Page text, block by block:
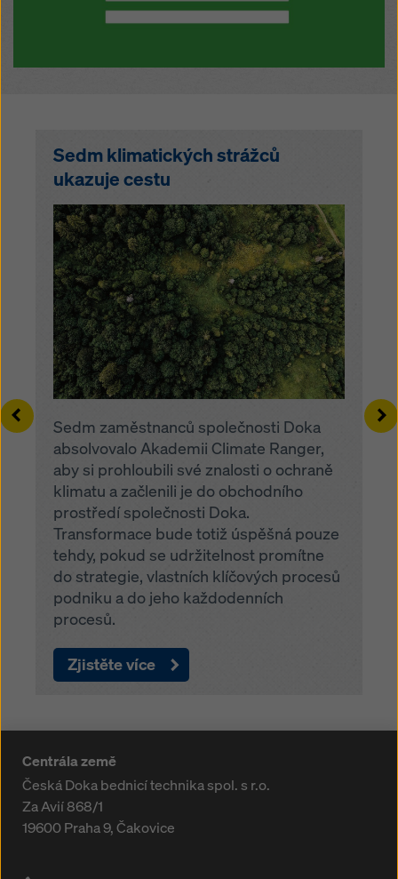
Sedm klimatických strážců
ukazuje cestu
Sedm zaměstnanců společnosti Doka
absolvovalo Akademii Climate Ranger,
aby si prohloubili své znalosti o ochraně
klimatu a začlenili je do obchodního
prostředí společnosti Doka.
Transformace bude totiž úspěšná pouze
tehdy, pokud se udržitelnost promítne
do strategie, vlastních klíčových procesů
podniku a do jeho každodenních
procesů.
Zjistěte více
Left
Centrála země
Česká Doka bednicí technika spol. s r.o.
Za Avií 868/1
19600Praha 9, Čakovice